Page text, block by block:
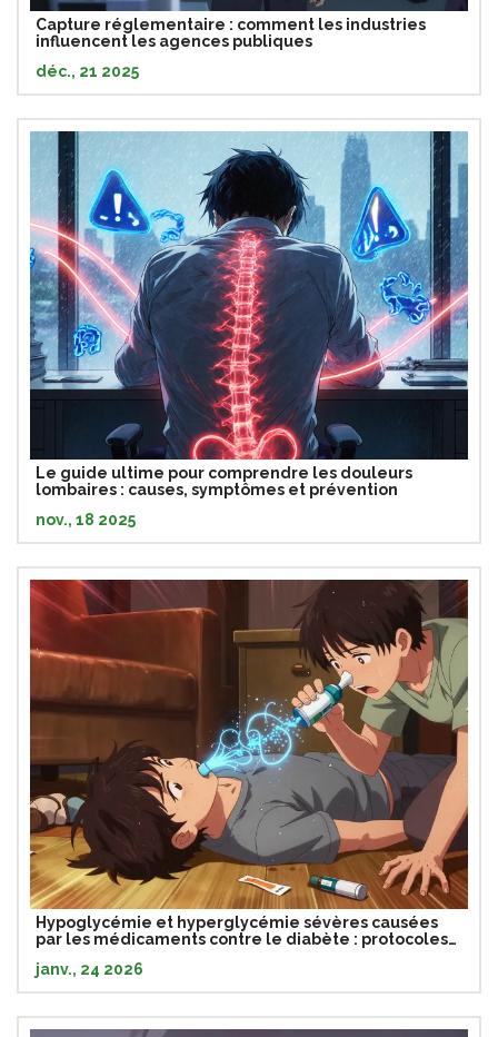
Capture réglementaire : comment les industries
influencent les agences publiques
déc., 21 2025
Le guide ultime pour comprendre les douleurs
lombaires : causes, symptômes et prévention
nov., 18 2025
Hypoglycémie et hyperglycémie sévères causées
par les médicaments contre le diabète : protocoles
janv., 24 2026